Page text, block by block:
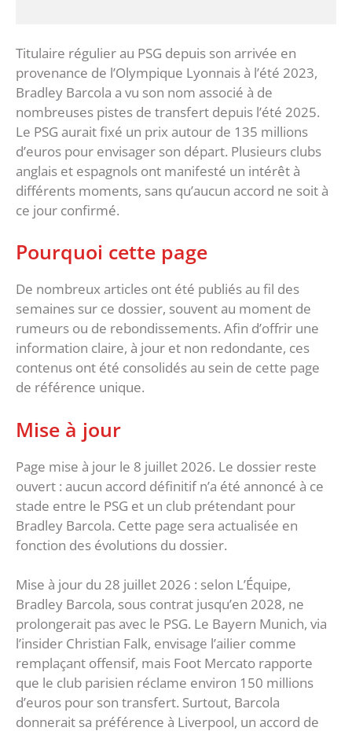
Titulaire régulier au PSG depuis son arrivée en
provenance de l’Olympique Lyonnais à l’été 2023,
Bradley Barcola a vu son nom associé à de
nombreuses pistes de transfert depuis l’été 2025.
Le PSG aurait fixé un prix autour de 135 millions
d’euros pour envisager son départ. Plusieurs clubs
anglais et espagnols ont manifesté un intérêt à
différents moments, sans qu’aucun accord ne soit à
ce jour confirmé.
Pourquoi cette page
De nombreux articles ont été publiés au fil des
semaines sur ce dossier, souvent au moment de
rumeurs ou de rebondissements. Afin d’offrir une
information claire, à jour et non redondante, ces
contenus ont été consolidés au sein de cette page
de référence unique.
Mise à jour
Page mise à jour le 8 juillet 2026. Le dossier reste
ouvert : aucun accord définitif n’a été annoncé à ce
stade entre le PSG et un club prétendant pour
Bradley Barcola. Cette page sera actualisée en
fonction des évolutions du dossier.
Mise à jour du 28 juillet 2026 : selon L’Équipe,
Bradley Barcola, sous contrat jusqu’en 2028, ne
prolongerait pas avec le PSG. Le Bayern Munich, via
l’insider Christian Falk, envisage l’ailier comme
remplaçant offensif, mais Foot Mercato rapporte
que le club parisien réclame environ 150 millions
d’euros pour son transfert. Surtout, Barcola
donnerait sa préférence à Liverpool, un accord de